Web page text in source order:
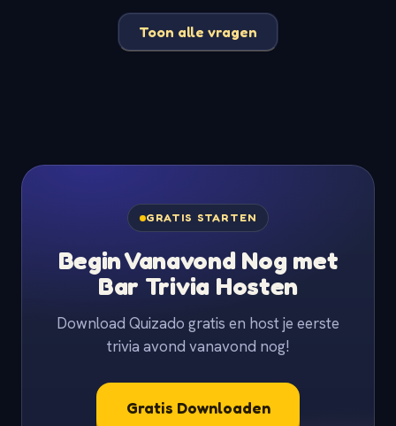
Toon alle vragen
GRATIS STARTEN
Begin Vanavond Nog met
Bar Trivia Hosten
Download Quizado gratis en host je eerste
trivia avond vanavond nog!
Gratis Downloaden